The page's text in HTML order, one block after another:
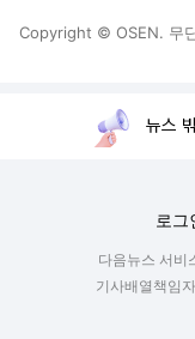
Copyright © OSEN. 무
뉴스
로그
다음뉴스 서비
기사배열책임